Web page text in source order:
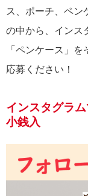
ス、ポーチ、ペン
の中から、インス
「ペンケース」
応募ください！
インスタグラ
小銭入